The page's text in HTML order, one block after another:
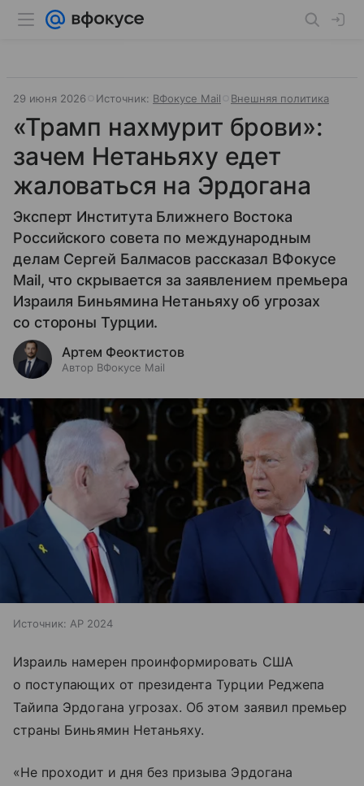
29 июня 2026 Источник: ВФокусе Mail Внешняя политика
«Трамп нахмурит брови»:
зачем Нетаньяху едет
жаловаться на Эрдогана
Эксперт Института Ближнего Востока
Российского совета по международным
делам Сергей Балмасов рассказал ВФокусе
Mail, что скрывается за заявлением премьера
Израиля Биньямина Нетаньяху об угрозах
со стороны Турции.
Артем Феоктистов
Автор ВФокусе Mail
Источник: AP 2024
Израиль намерен проинформировать США
о поступающих от президента Турции Реджепа
Тайипа Эрдогана угрозах. Об этом заявил премьер
страны Биньямин Нетаньяху.
«Не проходит и дня без призыва Эрдогана